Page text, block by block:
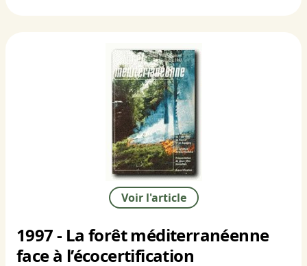
Voir l'article
1997 - La forêt méditerranéenne
face à l’écocertification